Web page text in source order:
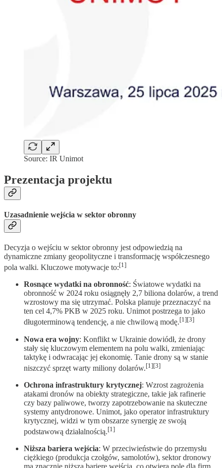
Source: IR Unimot
Prezentacja projektu
Uzasadnienie wejścia w sektor obronny
Decyzja o wejściu w sektor obronny jest odpowiedzią na
dynamiczne zmiany geopolityczne i transformację współczesnego
pola walki. Kluczowe motywacje to:[1]
Rosnące wydatki na obronność: Światowe wydatki na
obronność w 2024 roku osiągnęły 2,7 biliona dolarów, a trend
wzrostowy ma się utrzymać. Polska planuje przeznaczyć na
ten cel 4,7% PKB w 2025 roku. Unimot postrzega to jako
długoterminową tendencję, a nie chwilową modę.[1][3]
Nowa era wojny: Konflikt w Ukrainie dowiódł, że drony
stały się kluczowym elementem na polu walki, zmieniając
taktykę i odwracając jej ekonomię. Tanie drony są w stanie
niszczyć sprzęt warty miliony dolarów.[1][3]
Ochrona infrastruktury krytycznej: Wzrost zagrożenia
atakami dronów na obiekty strategiczne, takie jak rafinerie
czy bazy paliwowe, tworzy zapotrzebowanie na skuteczne
systemy antydronowe. Unimot, jako operator infrastruktury
krytycznej, widzi w tym obszarze synergię ze swoją
podstawową działalnością.[1]
Niższa bariera wejścia: W przeciwieństwie do przemysłu
ciężkiego (produkcja czołgów, samolotów), sektor dronowy